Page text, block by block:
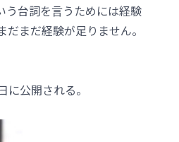
う台詞を言うためには経験
まだ経験が足りません。
公開される。